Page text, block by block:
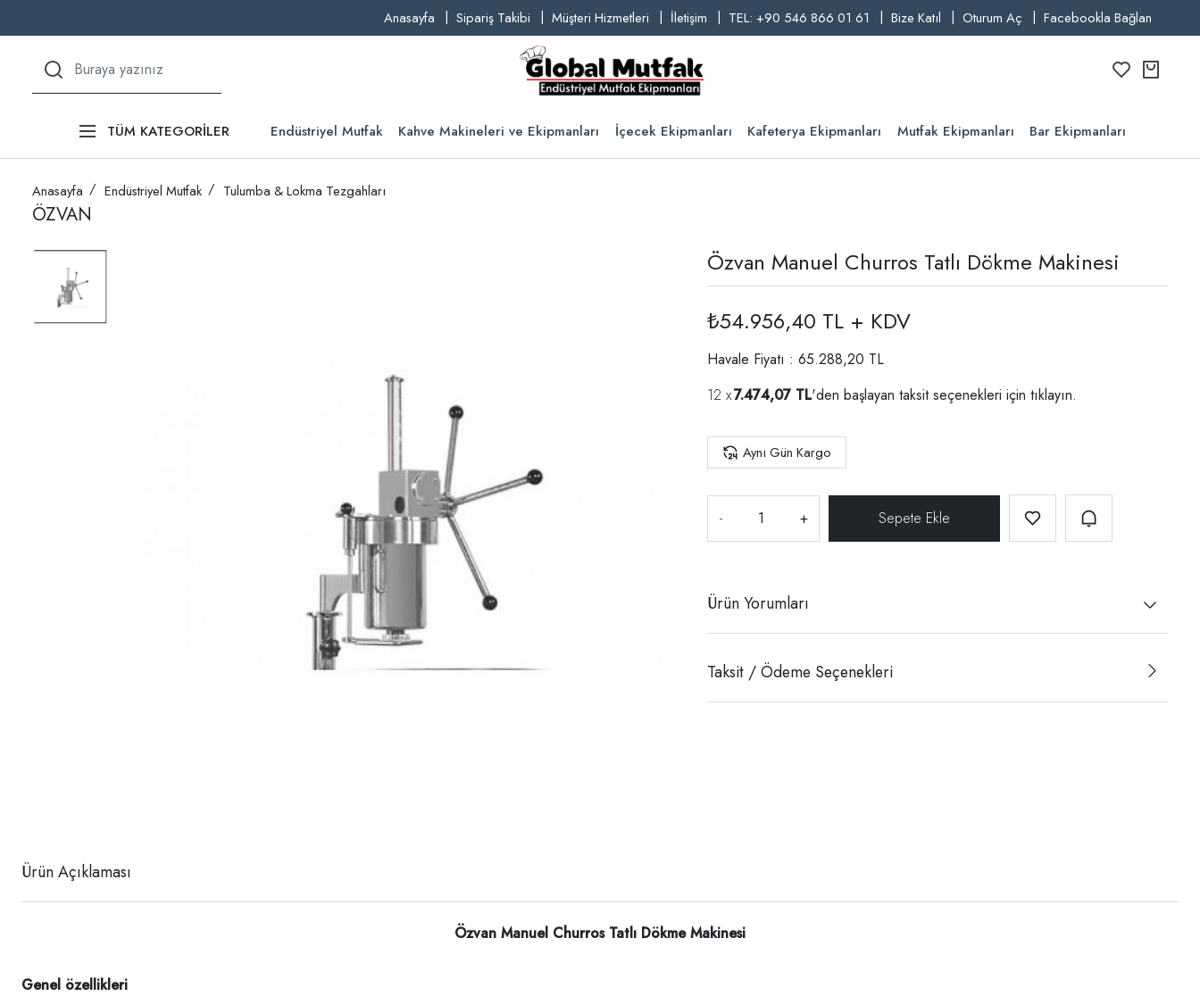
Anasayfa Sipariş Takibi Müşteri Hizmetleri İletişim TEL: +90 546 866 01 61 Bize Katıl Oturum Aç Facebookla Bağlan
TÜM KATEGORİLER Endüstriyel Mutfak Kahve Makineleri ve Ekipmanları İçecek Ekipmanları Kafeterya Ekipmanları Mutfak Ekipmanları Bar Ekipmanları
Anasayfa Endüstriyel Mutfak Tulumba & Lokma Tezgahları
ÖZVAN
Özvan Manuel Churros Tatlı Dökme Makinesi
₺54.956,40 TL + KDV
Havale Fiyatı : 65.288,20 TL
7.474,07 TL'den başlayan taksit seçenekleri için tıklayın.
Aynı Gün Kargo
- +
Ürün Yorumları
Taksit / Ödeme Seçenekleri
Ürün Açıklaması
Özvan Manuel Churros Tatlı Dökme Makinesi
Genel özellikleri